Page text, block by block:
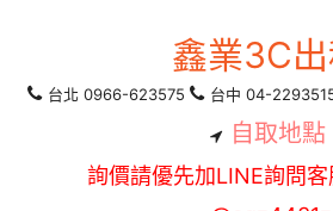
鑫業3C出
台北 0966-623575 台中 04-
自取地點
詢價請優先加LINE詢問